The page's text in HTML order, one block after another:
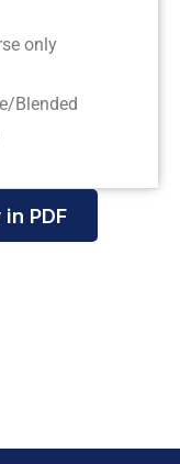
only
Blended
PDF